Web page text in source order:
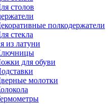
столов
полкодержатели
стекла
из латуни
для обуви
молотки